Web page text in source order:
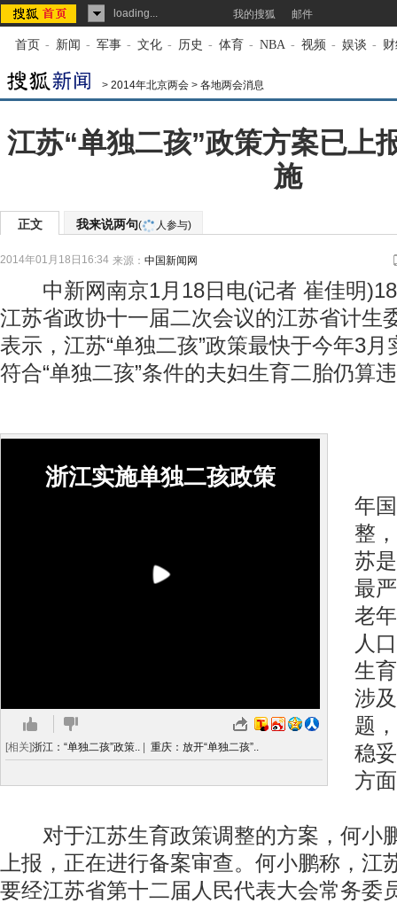
loading... 我的搜狐 邮件
首页 - 新闻 - 军事 - 文化 - 历史 - 体育 - NBA - 视频 - 娱谈 -
> 2014年北京两会 > 各地两会消息
江苏“单独二孩”政策方案已上
施
正文 我来说两句( 人参与)
2014年01月18日16:34 来源： 中国新闻网
中新网南京1月18日电(记者 崔佳明)18
江苏省政协十一届二次会议的江苏省计生
表示，江苏“单独二孩”政策最快于今年3
符合“单独二孩”条件的夫妇生育二胎仍算
浙江实施单独二孩政策
[相关]浙江：“单独二孩”政策.. 重庆：放开“单独二孩”..
年
整
苏
最
老
人
生
涉
题
稳
方
对于江苏生育政策调整的方案，何小
上报，正在进行备案审查。何小鹏称，江
要经江苏省第十二届人民代表大会常务委